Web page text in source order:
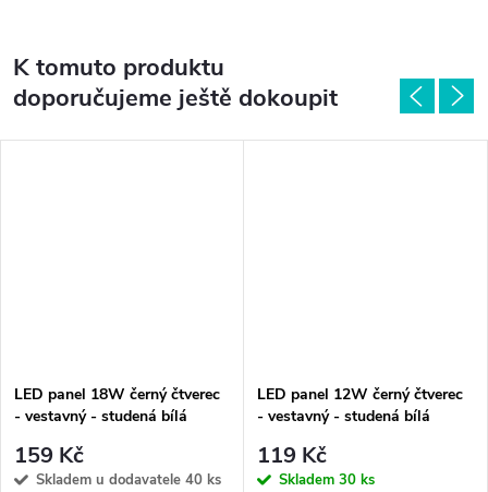
K tomuto produktu
doporučujeme ještě dokoupit
LED panel 18W černý čtverec
- vestavný - studená bílá
159 Kč
Skladem u dodavatele 40 ks
LED panel 12W černý čtverec
- vestavný - studená bílá
119 Kč
Skladem 30 ks